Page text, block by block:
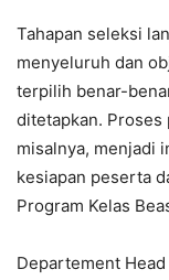
Tahapan seleksi
menyeluruh dan
terpilih benar-
ditetapkan. Proses
misalnya, menjadi
kesiapan peserta
Program Kelas
Departement